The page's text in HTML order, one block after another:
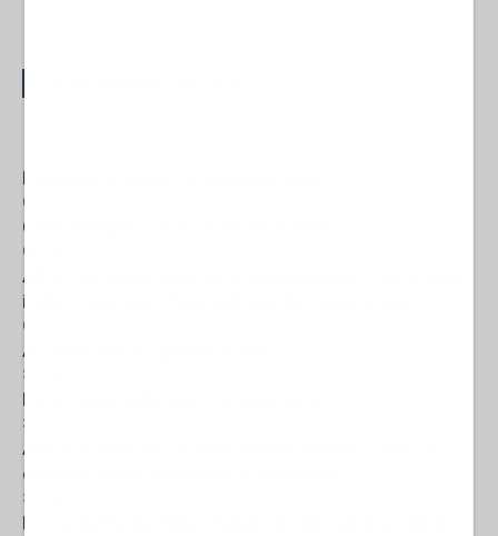
Il Grande Fratello? Si chiama Palantir
04 Agosto 2026 07:00
Chris Hedges - Don Corleone Trump
04 Agosto 2026 07:00
Altro che securitarismo e immigrazione, il 66% degli
italiani rinuncia a fare figli perché costa troppo
02 Agosto 2026 16:46
A Ceuta non e' "guerra ibrida"?
31 Luglio 2026 19:00
La schiena della guerra è spezzata
31 Luglio 2026 12:30
Aria di bufera sui rifugiati ucraini nell'UE: cosa c'è
davvero dietro la stretta di Bruxelles
31 Luglio 2026 12:30
Le favolette dei Milei italiani (di Alessandro Volpi)